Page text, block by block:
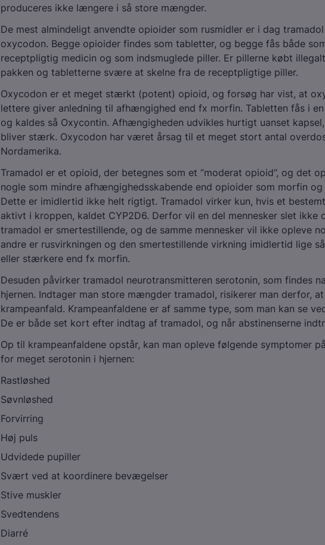
produceres ikke længere i så store mængder.
De mest almindeligt anvendte opioider som rusmidler er i dag
oxycodon. Begge opioider findes som tabletter, og begge fås både
receptpligtig medicin og som indsmuglede piller. Er pillerne købt
pakken og tabletterne svære at skelne fra de receptpligtige piller.
Oxycodon er et meget stærkt (potent) opioid, og forsøg har vist, at
lettere giver anledning til afhængighed end fx morfin. Tabletten fås i en
og kaldes så Oxycontin. Afhængigheden udvikles hurtigt uanset
bliver stærk. Oxycodon har været årsag til et meget stort antal
Nordamerika.
Tramadol er et opioid, der betegnes som et ”moderat opioid”, og det
nogle som mindre afhængighedsskabende end opioider som morfin og
Dette er imidlertid ikke helt rigtigt. Tramadol virker kun, hvis et
aktivt i kroppen, kaldet CYP2D6. Derfor vil en del mennesker slet ikke
tramadol er smertestillende, og de samme mennesker vil ikke opleve
andre er rusvirkningen og den smertestillende virkning imidlertid lige
eller stærkere end fx morfin.
Desuden påvirker tramadol neurotransmitteren serotonin, som findes
hjernen. Indtager man store mængder tramadol, risikerer man derfor,
krampeanfald. Krampeanfaldene er af samme type, som man kan se
De er både set kort efter indtag af tramadol, og når abstinenserne
Op til krampeanfaldene opstår, kan man opleve følgende symptomer
for meget serotonin i hjernen:
Rastløshed
Søvnløshed
Forvirring
Høj puls
Udvidede pupiller
Svært ved at koordinere bevægelser
Stive muskler
Svedtendens
Diarré